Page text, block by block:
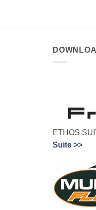
ETHOS
Suite >>